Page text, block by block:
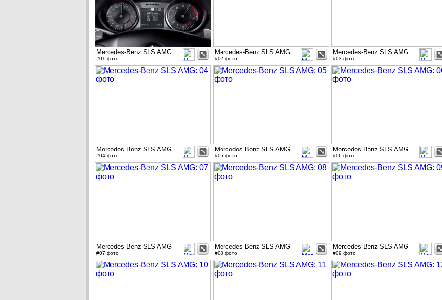
Mercedes-Benz SLS AMG
#01 фото
Mercedes-Benz SLS AMG
#02 фото
Mercedes-Benz SLS AMG
#03 фото
Mercedes-Benz SLS AMG
#04 фото
Mercedes-Benz SLS AMG
#05 фото
Mercedes-Benz SLS AMG
#06 фото
Mercedes-Benz SLS AMG
#07 фото
Mercedes-Benz SLS AMG
#08 фото
Mercedes-Benz SLS AMG
#09 фото